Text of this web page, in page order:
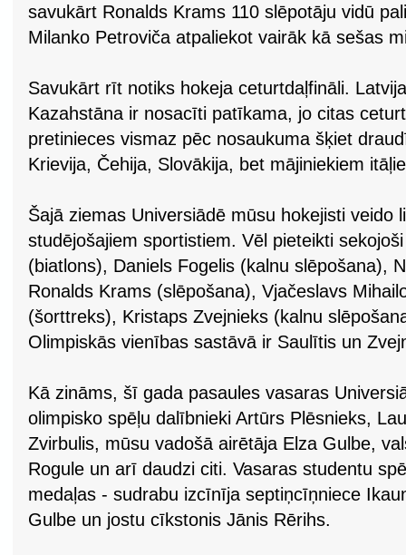
savukārt Ronalds Krams 110 slēpotāju vidū
Milanko Petroviča atpaliekot vairāk kā sešas
Savukārt rīt notiks hokeja ceturtdaļfināli.
Kazahstāna ir nosacīti patīkama, jo citas
pretinieces vismaz pēc nosaukuma šķiet
Krievija, Čehija, Slovākija, bet mājiniekiem
Šajā ziemas Universiādē mūsu hokejisti veido
studējošajiem sportistiem. Vēl pieteikti
(biatlons), Daniels Fogelis (kalnu slēpošana),
Ronalds Krams (slēpošana), Vjačeslavs
(šorttreks), Kristaps Zvejnieks (kalnu
Olimpiskās vienības sastāvā ir Saulītis un
Kā zināms, šī gada pasaules vasaras
olimpisko spēļu dalībnieki Artūrs Plēsnieks,
Zvirbulis, mūsu vadošā airētāja Elza Gulbe,
Rogule un arī daudzi citi. Vasaras studentu
medaļas - sudrabu izcīnīja septiņcīņniece
Gulbe un jostu cīkstonis Jānis Rērihs.